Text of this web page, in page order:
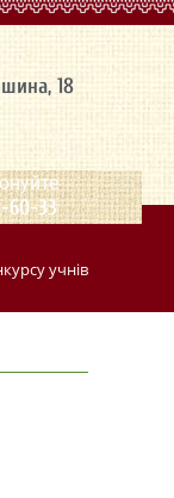
18
60-33
учнівської